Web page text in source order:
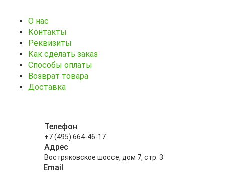
О нас
Контакты
Реквизиты
Как сделать заказ
Способы оплаты
Возврат товара
Доставка
Телефон
+7 (495) 664-46-17
Адрес
Востряковское шоссе, дом 7, стр. 3
Email